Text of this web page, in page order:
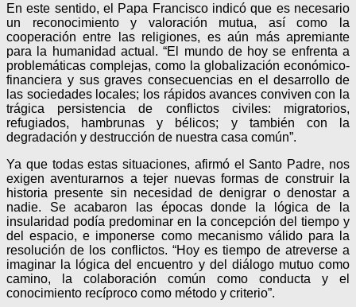
En este sentido, el Papa Francisco indicó que es necesario
un reconocimiento y valoración mutua, así como la
cooperación entre las religiones, es aún más apremiante
para la humanidad actual. “El mundo de hoy se enfrenta a
problemáticas complejas, como la globalización económico-
financiera y sus graves consecuencias en el desarrollo de
las sociedades locales; los rápidos avances conviven con la
trágica persistencia de conflictos civiles: migratorios,
refugiados, hambrunas y bélicos; y también con la
degradación y destrucción de nuestra casa común”.
Ya que todas estas situaciones, afirmó el Santo Padre, nos
exigen aventurarnos a tejer nuevas formas de construir la
historia presente sin necesidad de denigrar o denostar a
nadie. Se acabaron las épocas donde la lógica de la
insularidad podía predominar en la concepción del tiempo y
del espacio, e imponerse como mecanismo válido para la
resolución de los conflictos. “Hoy es tiempo de atreverse a
imaginar la lógica del encuentro y del diálogo mutuo como
camino, la colaboración común como conducta y el
conocimiento recíproco como método y criterio”.